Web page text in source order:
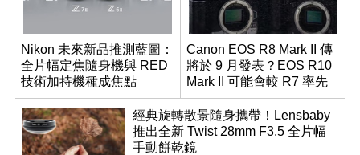
Nikon 未來新品推測藍圖：
全片幅定焦隨身機與 RED
技術加持機種成焦點
Canon EOS R8 Mark II 傳
將於 9 月發表？EOS R10
Mark II 可能會較 R7 率先
推出
經典旋轉散景隨身攜帶！Lensbaby
推出全新 Twist 28mm F3.5 全片幅
手動餅乾鏡